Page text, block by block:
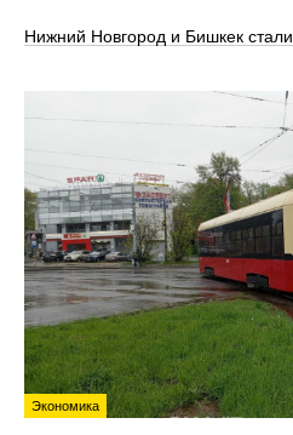
Нижний Новгород и Бишкек
Экономика